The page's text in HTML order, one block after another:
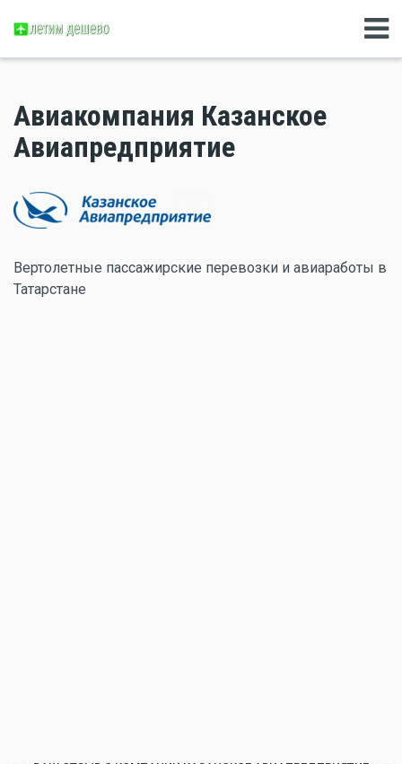
Авиакомпания Казанское
Авиапредприятие
Вертолетные пассажирские перевозки и авиаработы в
Татарстане